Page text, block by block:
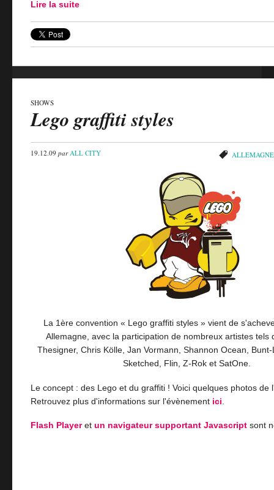
Lire la suite
SHOWS
Lego graffiti styles
19.12.09 parALL CITY ALLEMAGNE
La 1ère convention « Lego graffiti styles » vient de
Allemagne, avec la participation de nombreux artistes tels
Thesigner, Chris Kölle, Jan Vormann, Shannon Ocean,
Sketched, Flin, Z-Rok et SatOne.
Le concept : des Lego et du graffiti ! Voici quelques photos de
Retrouvez plus d'informations sur l'évènement ici
Flash Playeret un navigateur supportant Javascript sont